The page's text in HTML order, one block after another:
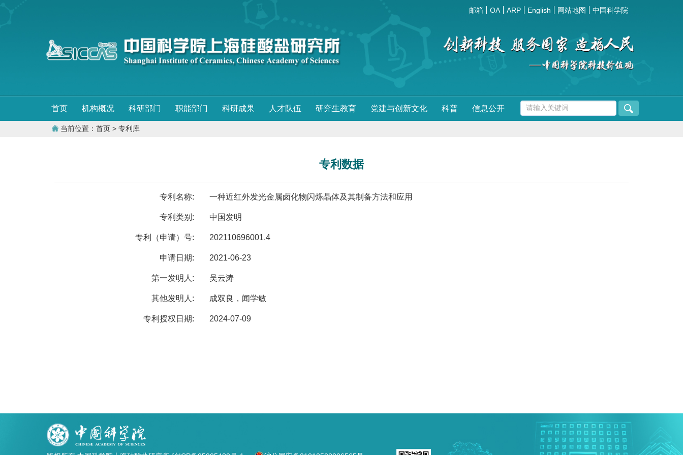
邮箱 OA ARP English 网站地图 中国科学院
首页 机构概况 科研部门 职能部门 科研成果 人才队伍 研究生教育 党建与创新文化 科普 信息公开
当前位置： 首页 > 专利库
专利数据
专利名称: 一种近红外发光金属卤化物闪烁晶体及其制备方法和应用
专利类别: 中国发明
专利（申请）号: 202110696001.4
申请日期: 2021-06-23
第一发明人: 吴云涛
其他发明人: 成双良，闻学敏
专利授权日期: 2024-07-09